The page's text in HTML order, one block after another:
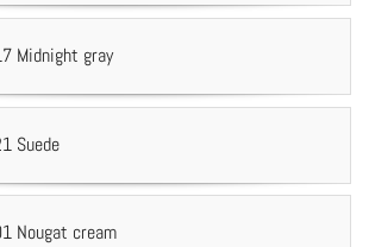
Midnight gray
Suede
Nougat cream